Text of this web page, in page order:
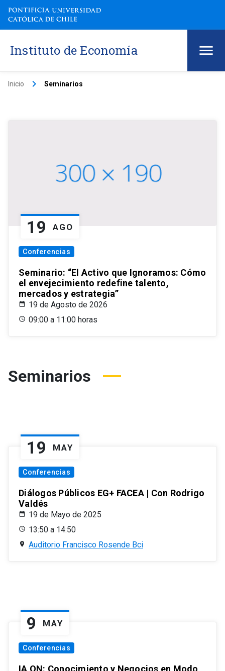
Instituto de Economía
Inicio keyboard_arrow_right Seminarios
19 AGO
Conferencias
Seminario: “El Activo que Ignoramos: Cómo
el envejecimiento redefine talento,
mercados y estrategia”
19 de Agosto de 2026
09:00 a 11:00 horas
Seminarios
19 MAY
Conferencias
Diálogos Públicos EG+ FACEA | Con Rodrigo
Valdés
19 de Mayo de 2025
13:50 a 14:50
Auditorio Francisco Rosende Bci
9 MAY
Conferencias
IA ON: Conocimiento y Negocios en Modo